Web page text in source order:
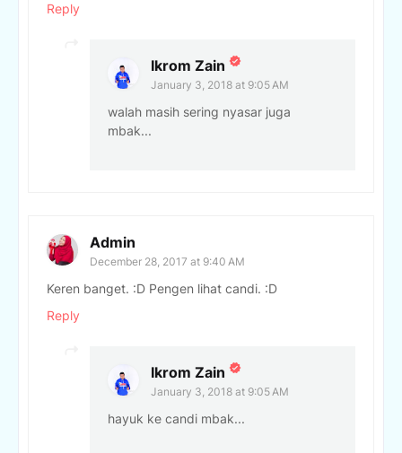
Reply
Ikrom Zain
January 3, 2018 at 9:05 AM
walah masih sering nyasar juga
mbak...
Admin
December 28, 2017 at 9:40 AM
Keren banget. :D Pengen lihat candi. :D
Reply
Ikrom Zain
January 3, 2018 at 9:05 AM
hayuk ke candi mbak...